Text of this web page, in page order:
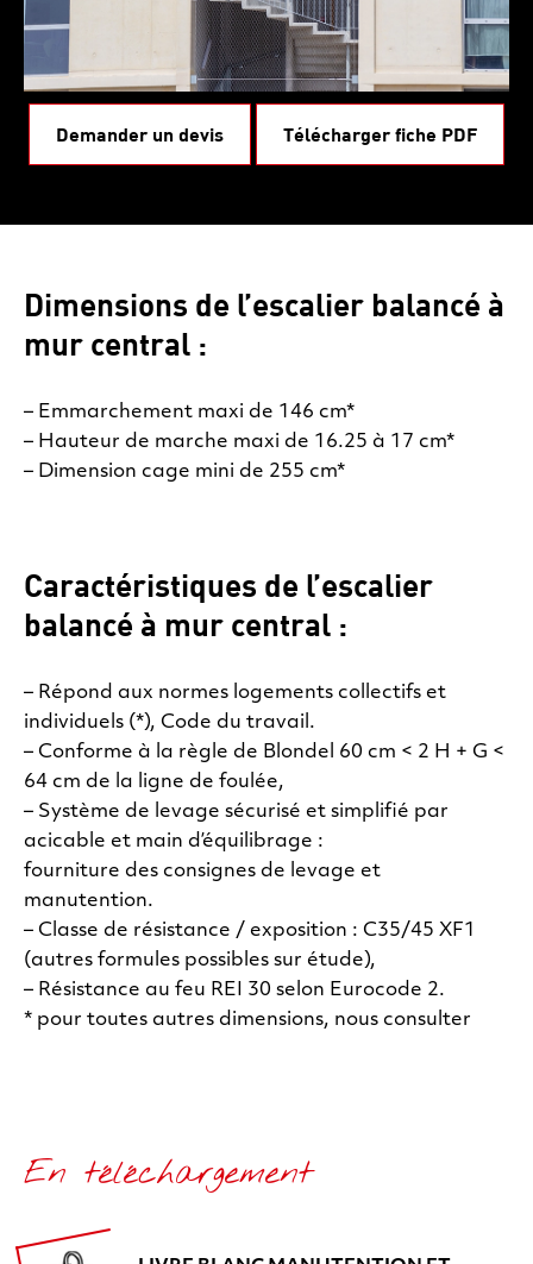
Demander un devis Télécharger fiche PDF
Dimensions de l’escalier balancé à
mur central :
– Emmarchement maxi de 146 cm*
– Hauteur de marche maxi de 16.25 à 17 cm*
– Dimension cage mini de 255 cm*
Caractéristiques de l’escalier
balancé à mur central :
– Répond aux normes logements collectifs et
individuels (*), Code du travail.
– Conforme à la règle de Blondel 60 cm < 2 H + G <
64 cm de la ligne de foulée,
– Système de levage sécurisé et simplifié par
acicable et main d’équilibrage :
fourniture des consignes de levage et
manutention.
– Classe de résistance / exposition : C35/45 XF1
(autres formules possibles sur étude),
– Résistance au feu REI 30 selon Eurocode 2.
* pour toutes autres dimensions, nous consulter
En téléchargement